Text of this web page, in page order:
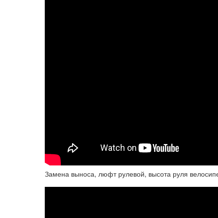
Замена выноса, люфт рулевой, высота руля